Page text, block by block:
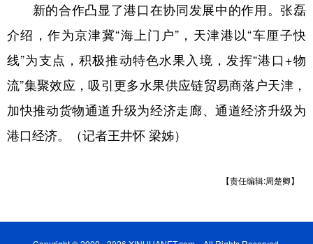
新的合作凸显了港口在协同发展中的作用。张磊
介绍，作为京津冀“海上门户”，天津港以“车厘子快
线”为支点，积极推动特色水果入境，发挥“港口+物
流”集聚效应，吸引更多水果供应链贸易商落户天津，
加快推动货物通道升级为经济走廊、通道经济升级为
港口经济。（记者王井怀 梁姊）
【责任编辑:周楚卿】